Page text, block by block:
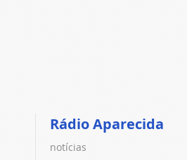
Rádio Aparecida
notícias